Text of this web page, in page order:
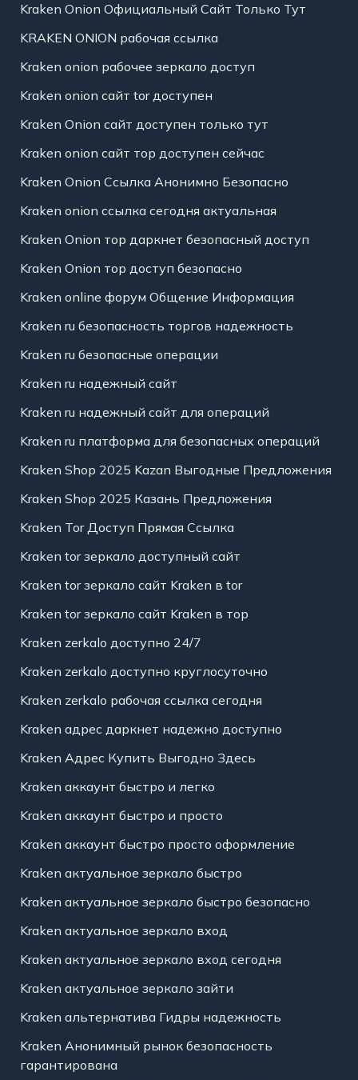
Kraken Onion Официальный Сайт Только Тут
KRAKEN ONION рабочая ссылка
Kraken onion рабочее зеркало доступ
Kraken onion сайт tor доступен
Kraken Onion сайт доступен только тут
Kraken onion сайт тор доступен сейчас
Kraken Onion Ссылка Анонимно Безопасно
Kraken onion ссылка сегодня актуальная
Kraken Onion тор даркнет безопасный доступ
Kraken Onion тор доступ безопасно
Kraken online форум Общение Информация
Kraken ru безопасность торгов надежность
Kraken ru безопасные операции
Kraken ru надежный сайт
Kraken ru надежный сайт для операций
Kraken ru платформа для безопасных операций
Kraken Shop 2025 Kazan Выгодные Предложения
Kraken Shop 2025 Казань Предложения
Kraken Tor Доступ Прямая Ссылка
Kraken tor зеркало доступный сайт
Kraken tor зеркало сайт Kraken в tor
Kraken tor зеркало сайт Kraken в тор
Kraken zerkalo доступно 24/7
Kraken zerkalo доступно круглосуточно
Kraken zerkalo рабочая ссылка сегодня
Kraken адрес даркнет надежно доступно
Kraken Адрес Купить Выгодно Здесь
Kraken аккаунт быстро и легко
Kraken аккаунт быстро и просто
Kraken аккаунт быстро просто оформление
Kraken актуальное зеркало быстро
Kraken актуальное зеркало быстро безопасно
Kraken актуальное зеркало вход
Kraken актуальное зеркало вход сегодня
Kraken актуальное зеркало зайти
Kraken альтернатива Гидры надежность
Kraken Анонимный рынок безопасность
гарантирована